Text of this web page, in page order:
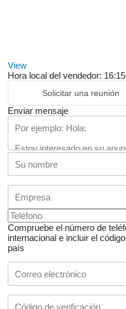
View
Hora local del vendedor:
Solicitar una reunión
Enviar mensaje
Compruebe el número de
internacional e incluir el
país